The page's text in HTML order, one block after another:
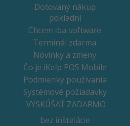
Dotovaný nákup
pokladní
Chcem iba software
Terminál zdarma
Novinky a zmeny
Čo je iKelp POS Mobile
Podmienky používania
Systémové požiadavky
VYSKÚŠAŤ ZADARMO
bez inštalácie